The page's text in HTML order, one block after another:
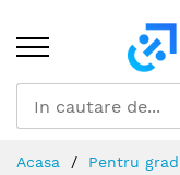
Continut
Acasa Pentru